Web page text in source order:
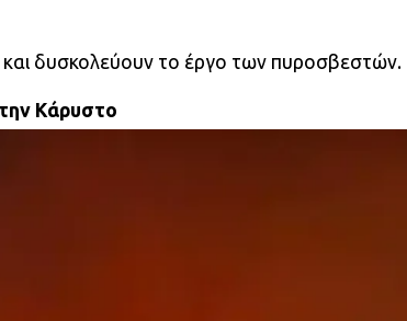
και δυσκολεύουν το έργο των πυροσβεστών.
Κάρυστο